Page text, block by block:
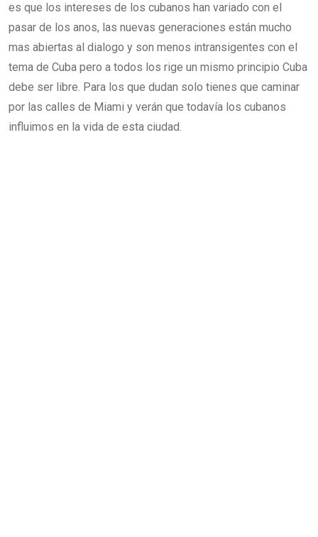
es que los intereses de los cubanos han variado con el
pasar de los anos, las nuevas generaciones están mucho
mas abiertas al dialogo y son menos intransigentes con el
tema de Cuba pero a todos los rige un mismo principio Cuba
debe ser libre. Para los que dudan solo tienes que caminar
por las calles de Miami y verán que todavía los cubanos
influimos en la vida de esta ciudad.